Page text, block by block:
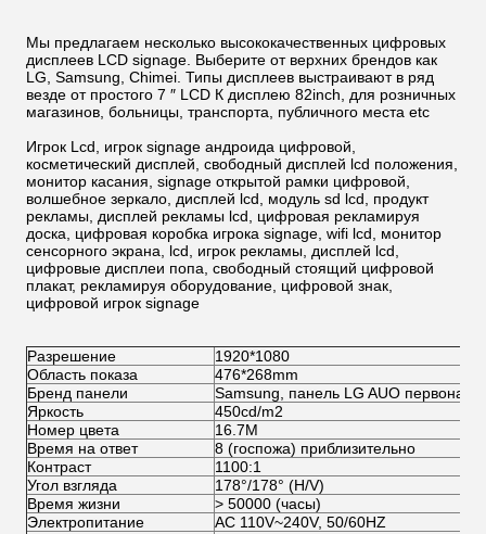
Мы предлагаем несколько высококачественных цифровых
дисплеев LCD signage. Выберите от верхних брендов как
LG, Samsung, Chimei. Типы дисплеев выстраивают в ряд
везде от простого 7 ″ LCD К дисплею 82inch, для розничных
магазинов, больницы, транспорта, публичного места etc
Игрок Lcd, игрок signage андроида цифровой,
косметический дисплей, свободный дисплей lcd положения,
монитор касания, signage открытой рамки цифровой,
волшебное зеркало, дисплей lcd, модуль sd lcd, продукт
рекламы, дисплей рекламы lcd, цифровая рекламируя
доска, цифровая коробка игрока signage, wifi lcd, монитор
сенсорного экрана, lcd, игрок рекламы, дисплей lcd,
цифровые дисплеи попа, свободный стоящий цифровой
плакат, рекламируя оборудование, цифровой знак,
цифровой игрок signage
Разрешение
1920*1080
Область показа
476*268mm
Бренд панели
Samsung, панель LG AUO
Яркость
450cd/m2
Номер цвета
16.7M
Время на ответ
8 (госпожа) приблизительно
Контраст
1100:1
Угол взгляда
178°/178° (H/V)
Время жизни
> 50000 (часы)
Электропитание
AC 110V~240V, 50/60HZ